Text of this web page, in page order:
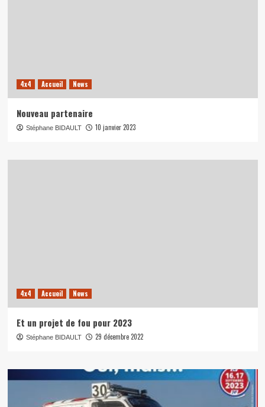
4x4 Accueil News
Nouveau partenaire
Stéphane BIDAULT 10 janvier 2023
4x4 Accueil News
Et un projet de fou pour 2023
Stéphane BIDAULT 29 décembre 2022